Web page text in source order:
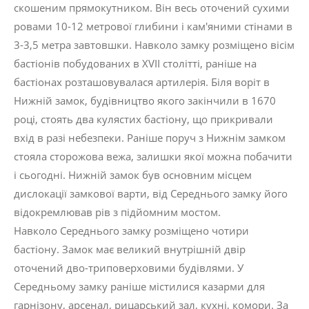
скошеним прямокутником. Він весь оточений сухими
ровами 10-12 метрової глибини і кам'яними стінами в
3-3,5 метра завтовшки. Навколо замку розміщено вісім
бастіонів побудованих в XVII столітті, раніше на
бастіонах розташовувалася артилерія. Біля воріт в
Нижній замок, будівництво якого закінчили в 1670
році, стоять два кулястих бастіону, що прикривали
вхід в разі небезпеки. Раніше поруч з Нижнім замком
стояла сторожова вежа, залишки якої можна побачити
і сьогодні. Нижній замок був основним місцем
дислокації замкової варти, від Середнього замку його
відокремлював рів з підйомним мостом.
Навколо Середнього замку розміщено чотири
бастіону. Замок має великий внутрішній двір
оточений дво-триповерховими будівлями. У
Середньому замку раніше містилися казарми для
гарнізону, арсенал, рицарський зал, кухні, комори. За